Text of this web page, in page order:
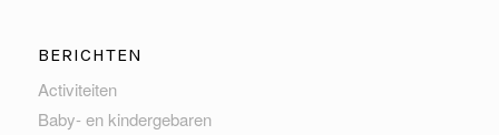
BERICHTEN
Activiteiten
Baby- en kindergebaren